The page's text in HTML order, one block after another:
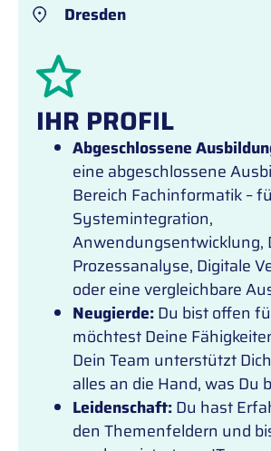
Dresden
IHR PROFIL
Abgeschlossene
eine abgeschlossene
Bereich Fachinformatik –
Systemintegration,
Anwendungsentwicklung,
Prozessanalyse, Digitale
oder eine vergleichbare
Neugierde:Du bist offen
möchtest Deine
Dein Team unterstützt
alles an die Hand, was Du
Leidenschaft:Du hast
den Themenfeldern und